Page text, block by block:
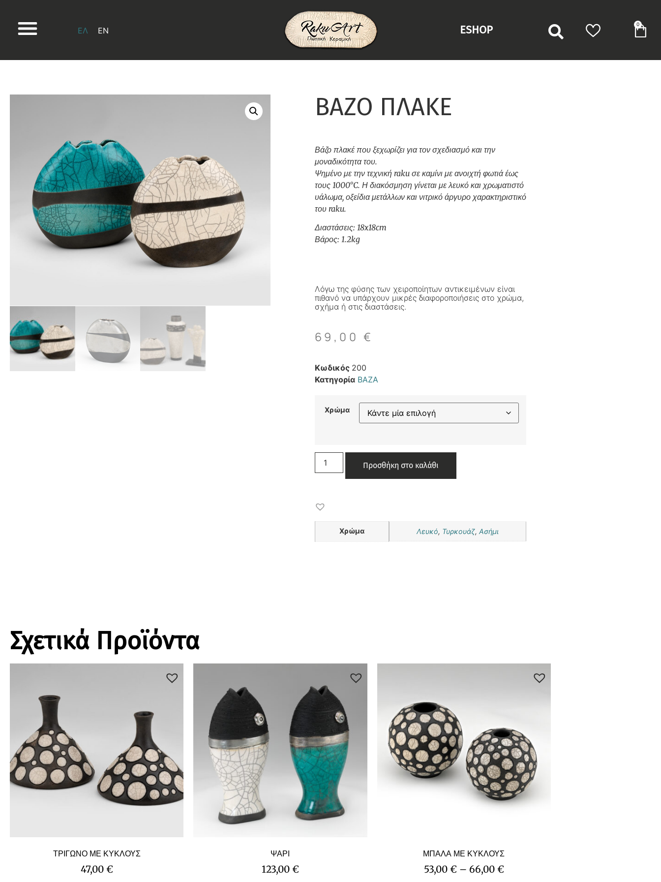
EN
ΕΛ ESHOP 0
BAZO ΠΛΑΚΕ
Βάζο πλακέ που ξεχωρίζει για τον σχεδιασμό και την
μοναδικότητα του.
Ψημένο με την τεχνική raku σε καμίνι με ανοιχτή φωτιά έως
τους 1000°C. Η διακόσμηση γίνεται με λευκό και χρωματιστό
υάλωμα, οξείδια μετάλλων και νιτρικό άργυρο χαρακτηριστικό
του raku.
Διαστάσεις: 18x18cm
Βάρος: 1.2kg
Λόγω της φύσης των χειροποίητων αντικειμένων είναι
πιθανό να υπάρχουν μικρές διαφοροποιήσεις στο χρώμα,
σχήμα ή στις διαστάσεις.
69,00€
Κωδικός 200
Κατηγορία ΒΑΖΑ
Χρώμα
Προσθήκη στο καλάθι
Χρώμα Λευκό, Τυρκουάζ, Ασήμι
Σχετικά Προϊόντα
ΤΡΙΓΩΝΟ ΜΕ ΚΥΚΛΟΥΣ
47,00 €
ΨΑΡΙ
123,00 €
ΜΠΑΛΑ ΜΕ ΚΥΚΛΟΥΣ
53,00 € – 66,00 €